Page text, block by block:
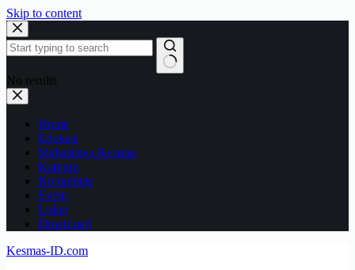
Skip to content
No results
Home
Edukasi
Mahasiswa Kesmas
Kampus
Komunitas
Event
Loker
Download
Kesmas-ID.com